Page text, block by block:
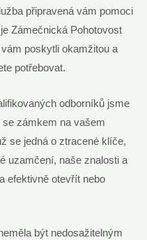
připravená vám pomoci
Zámečnická Pohotovost
poskytli okamžitou a
potřebovat.
odborníků jsme
zámkem na vašem
se jedná o ztracené klíče,
uzamčení, naše znalosti a
efektivně otevřít nebo
být nedosažitelným